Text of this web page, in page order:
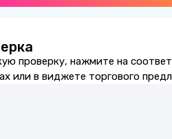
проверку, нажмите на
или в виджете торгового